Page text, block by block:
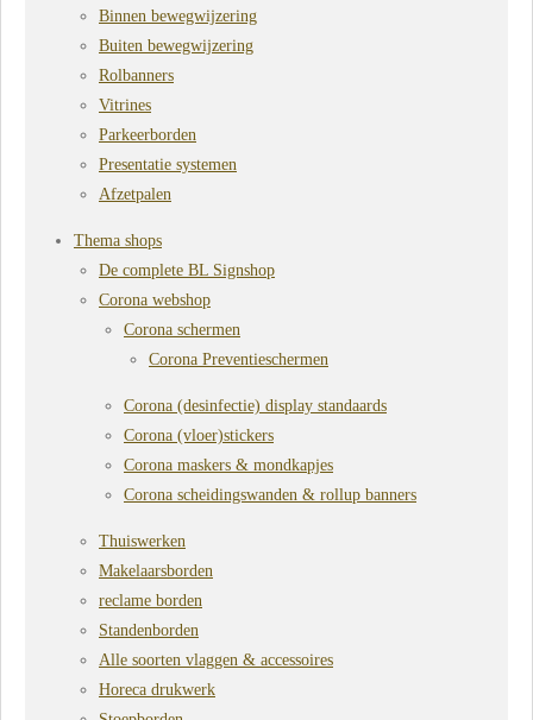
Binnen bewegwijzering
Buiten bewegwijzering
Rolbanners
Vitrines
Parkeerborden
Presentatie systemen
Afzetpalen
Thema shops
De complete BL Signshop
Corona webshop
Corona schermen
Corona Preventieschermen
Corona (desinfectie) display standaards
Corona (vloer)stickers
Corona maskers & mondkapjes
Corona scheidingswanden & rollup banners
Thuiswerken
Makelaarsborden
reclame borden
Standenborden
Alle soorten vlaggen & accessoires
Horeca drukwerk